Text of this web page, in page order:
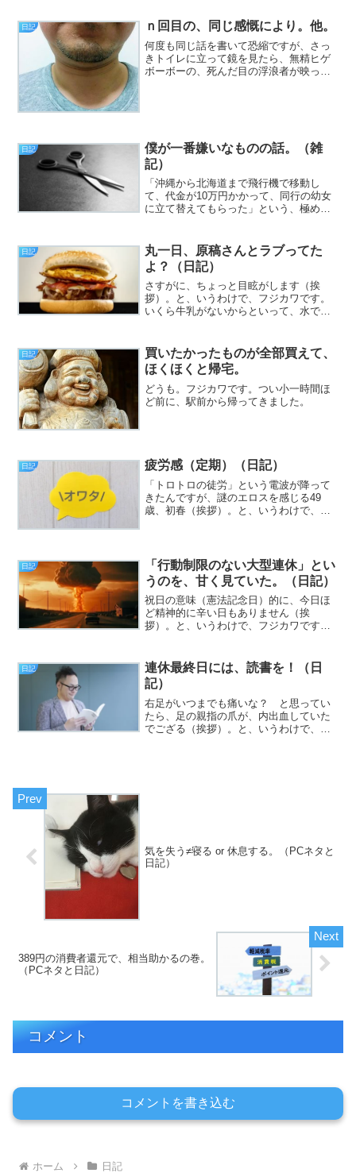
とエラーが出るケースがあるので、やっ
ぱりFirefo...
日記 ｎ回目の、同じ感慨により。他。
何度も同じ話を書いて恐縮ですが、さっ
きトイレに立って鏡を見たら、無精ヒゲ
ボーボーの、死んだ目の浮浪者が映った
日記
僕が一番嫌いなものの話。（雑
記）
「沖縄から北海道まで飛行機で移動し
て、代金が10万円かかって、同行の幼女
に立て替えてもらった」という、極めて
入った「ブプロンSR」が、今朝の段階で
もう最寄りの郵便局に到...
日記
丸一日、原稿さんとラブってた
よ？（日記）
さすがに、ちょっと目眩がします（挨
拶）。と、いうわけで、フジカワです。
いくら牛乳がないからといって、水でプ
ょうか。今日のエントリは、「ほぼ一日
中、原稿！ 駄犬！！」とか...
日記
買いたかったものが全部買えて、
ほくほくと帰宅。
どうも。フジカワです。つい小一時間ほ
ど前に、駅前から帰ってきました。
日記 疲労感（定期）（日記）
「トロトロの徒労」という電波が降って
きたんですが、謎のエロスを感じる49
歳、初春（挨拶）。と、いうわけで、フ
う火曜日、皆様いかがお過...
日記
「行動制限のない大型連休」とい
うのを、甘く見ていた。（日記）
祝日の意味（憲法記念日）的に、今日ほ
ど精神的に辛い日もありません（挨
拶）。と、いうわけで、フジカワです。
いう（悔しいながら、親譲りの）偏屈ぶ
りを遺憾なく発揮する水曜日、...
日記
連休最終日には、読書を！（日
記）
右足がいつまでも痛いな？ と思ってい
たら、足の親指の爪が、内出血していた
でござる（挨拶）。と、いうわけで、フ
気を失う≠寝る or 休息する。（PCネタと
日記）
389円の消費者還元で、相当助かるの巻。
（PCネタと日記）
コメント
コメントを書き込む
ホーム 日記